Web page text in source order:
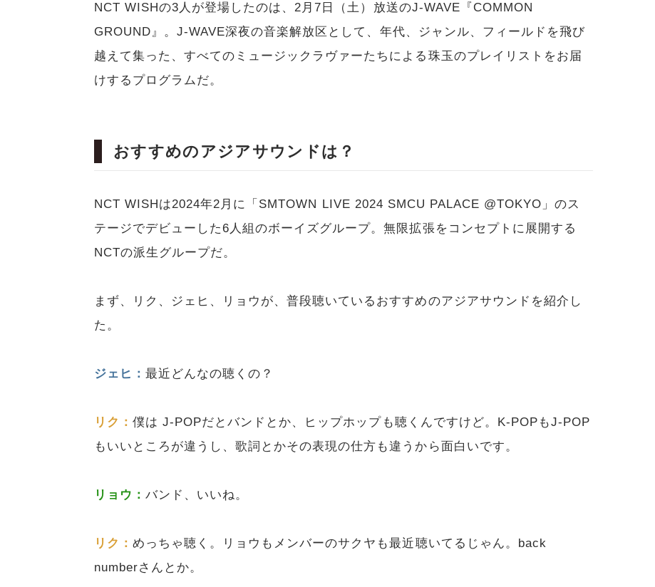
NCT WISHの3人が登場したのは、2月7日（土）放送のJ-WAVE『COMMON
GROUND』。J-WAVE深夜の音楽解放区として、年代、ジャンル、フィールドを飛び
越えて集った、すべてのミュージックラヴァーたちによる珠玉のプレイリストをお届
けするプログラムだ。
おすすめのアジアサウンドは？
NCT WISHは2024年2月に「SMTOWN LIVE 2024 SMCU PALACE @TOKYO」のス
テージでデビューした6人組のボーイズグループ。無限拡張をコンセプトに展開する
NCTの派生グループだ。
まず、リク、ジェヒ、リョウが、普段聴いているおすすめのアジアサウンドを紹介し
た。
ジェヒ：最近どんなの聴くの？
リク：僕は J-POPだとバンドとか、ヒップホップも聴くんですけど。K-POPもJ-POP
もいいところが違うし、歌詞とかその表現の仕方も違うから面白いです。
リョウ：バンド、いいね。
リク：めっちゃ聴く。リョウもメンバーのサクヤも最近聴いてるじゃん。back
numberさんとか。